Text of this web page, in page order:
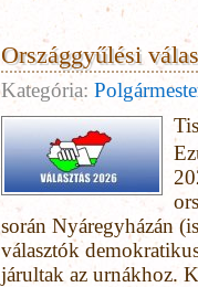
Országgyűlési
Kategória:
során Nyáregyházán
választók
járultak az urnákhoz.